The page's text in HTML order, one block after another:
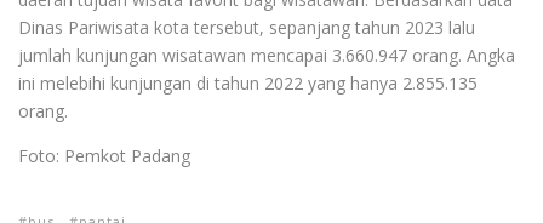
Dinas Pariwisata kota tersebut, sepanjang tahun 2023 lalu
jumlah kunjungan wisatawan mencapai 3.660.947 orang. Angka
ini melebihi kunjungan di tahun 2022 yang hanya 2.855.135
orang.
Foto: Pemkot Padang